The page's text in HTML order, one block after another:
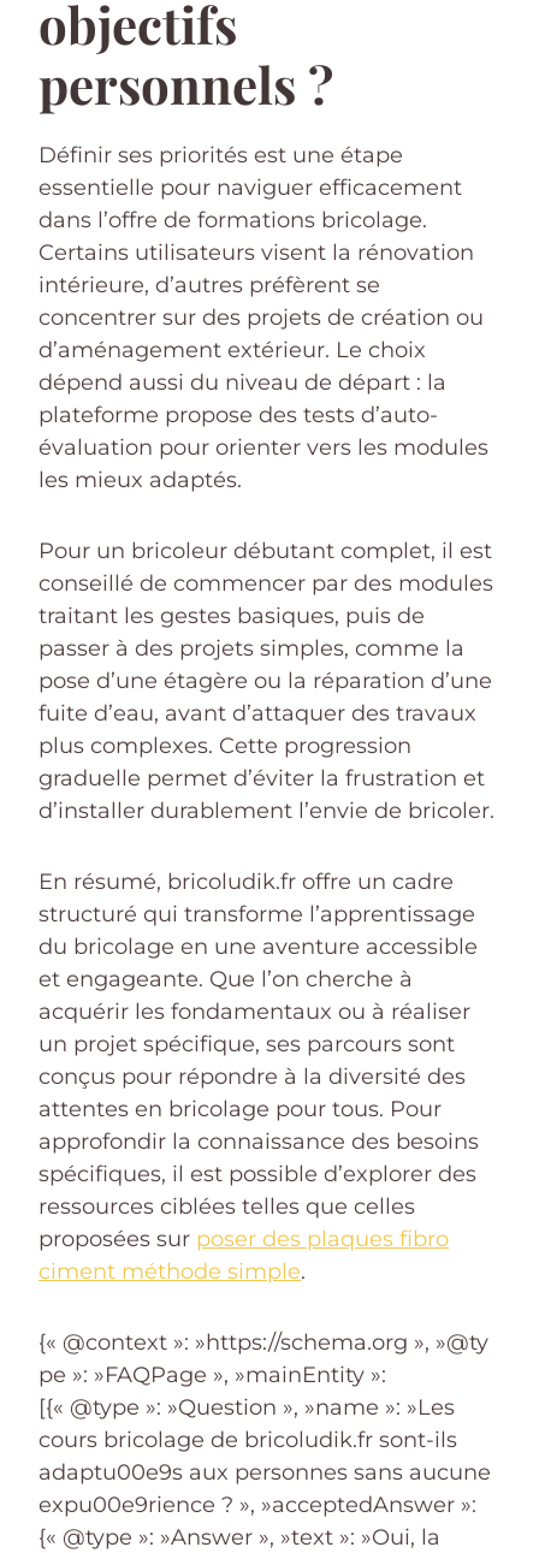
objectifs
personnels ?
Définir ses priorités est une étape
essentielle pour naviguer efficacement
dans l’offre de formations bricolage.
Certains utilisateurs visent la rénovation
intérieure, d’autres préfèrent se
concentrer sur des projets de création ou
d’aménagement extérieur. Le choix
dépend aussi du niveau de départ : la
plateforme propose des tests d’auto-
évaluation pour orienter vers les modules
les mieux adaptés.
Pour un bricoleur débutant complet, il est
conseillé de commencer par des modules
traitant les gestes basiques, puis de
passer à des projets simples, comme la
pose d’une étagère ou la réparation d’une
fuite d’eau, avant d’attaquer des travaux
plus complexes. Cette progression
graduelle permet d’éviter la frustration et
d’installer durablement l’envie de bricoler.
En résumé, bricoludik.fr offre un cadre
structuré qui transforme l’apprentissage
du bricolage en une aventure accessible
et engageante. Que l’on cherche à
acquérir les fondamentaux ou à réaliser
un projet spécifique, ses parcours sont
conçus pour répondre à la diversité des
attentes en bricolage pour tous. Pour
approfondir la connaissance des besoins
spécifiques, il est possible d’explorer des
ressources ciblées telles que celles
proposées sur poser des plaques fibro
ciment méthode simple.
{« @context »: »https://schema.org », »@ty
pe »: »FAQPage », »mainEntity »:
[{« @type »: »Question », »name »: »Les
cours bricolage de bricoludik.fr sont-ils
adaptu00e9s aux personnes sans aucune
expu00e9rience ? », »acceptedAnswer »:
{« @type »: »Answer », »text »: »Oui, la